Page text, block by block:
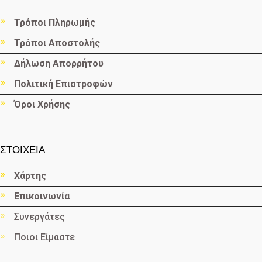
Τρόποι Πληρωμής
Τρόποι Αποστολής
Δήλωση Απορρήτου
Πολιτική Επιστροφών
Όροι Χρήσης
ΣΤΟΙΧΕΙΑ
Χάρτης
Επικοινωνία
Συνεργάτες
Ποιοι Είμαστε